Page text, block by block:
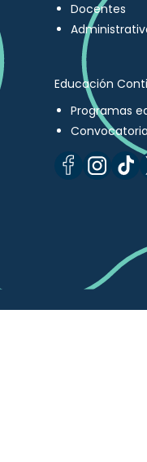
Docentes
Educación
Programas